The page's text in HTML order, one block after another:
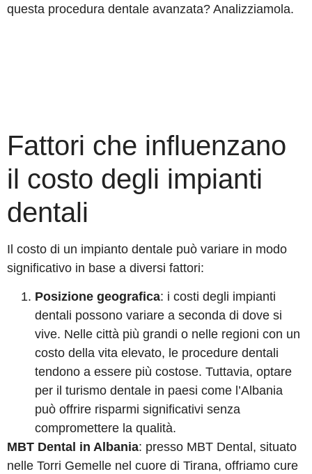
questa procedura dentale avanzata? Analizziamola.
Fattori che influenzano
il costo degli impianti
dentali
Il costo di un impianto dentale può variare in modo
significativo in base a diversi fattori:
Posizione geografica: i costi degli impianti
dentali possono variare a seconda di dove si
vive. Nelle città più grandi o nelle regioni con un
costo della vita elevato, le procedure dentali
tendono a essere più costose. Tuttavia, optare
per il turismo dentale in paesi come l’Albania
può offrire risparmi significativi senza
compromettere la qualità.
MBT Dental in Albania: presso MBT Dental, situato
nelle Torri Gemelle nel cuore di Tirana, offriamo cure